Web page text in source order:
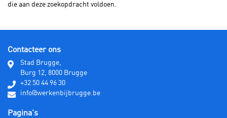
die aan deze zoekopdracht voldoen.
Contacteer ons
Stad Brugge,
Burg 12, 8000 Brugge
+32 50 44 96 30
info@werkenbijbrugge.be
Pagina's